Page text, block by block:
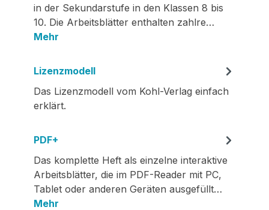
in der Sekundarstufe in den Klassen 8 bis
10. Die Arbeitsblätter enthalten zahlre…
Mehr
Lizenzmodell
Das Lizenzmodell vom Kohl-Verlag einfach
erklärt.
PDF+
Das komplette Heft als einzelne interaktive
Arbeitsblätter, die im PDF-Reader mit PC,
Tablet oder anderen Geräten ausgefüllt…
Mehr